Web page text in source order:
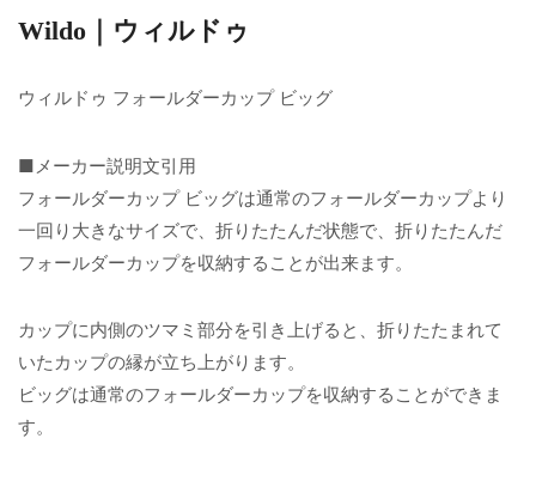
Wildo｜ウィルドゥ
ウィルドゥ フォールダーカップ ビッグ
■メーカー説明文引用
フォールダーカップ ビッグは通常のフォールダーカップより
一回り大きなサイズで、折りたたんだ状態で、折りたたんだ
フォールダーカップを収納することが出来ます。
カップに内側のツマミ部分を引き上げると、折りたたまれて
いたカップの縁が立ち上がります。
ビッグは通常のフォールダーカップを収納することができま
す。